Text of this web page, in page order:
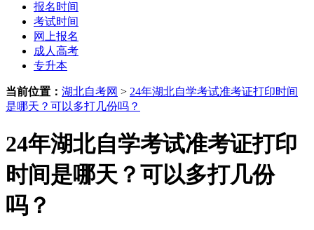
报名时间
考试时间
网上报名
成人高考
专升本
当前位置： 湖北自考网 > 24年湖北自学考试准考证打印时间
是哪天？可以多打几份吗？
24年湖北自学考试准考证打印
时间是哪天？可以多打几份
吗？